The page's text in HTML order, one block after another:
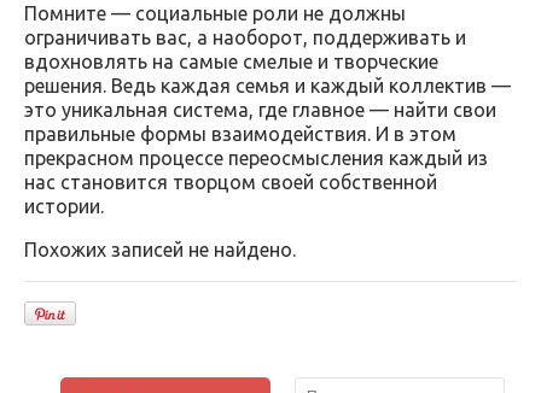
Помните — социальные роли не должны
ограничивать вас, а наоборот, поддерживать и
вдохновлять на самые смелые и творческие
решения. Ведь каждая семья и каждый коллектив —
это уникальная система, где главное — найти свои
правильные формы взаимодействия. И в этом
прекрасном процессе переосмысления каждый из
нас становится творцом своей собственной
истории.
Похожих записей не найдено.